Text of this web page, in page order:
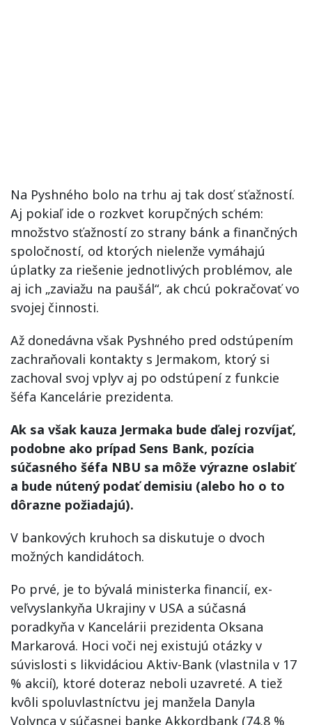
Na Pyshného bolo na trhu aj tak dosť sťažností.
Aj pokiaľ ide o rozkvet korupčných schém:
množstvo sťažností zo strany bánk a finančných
spoločností, od ktorých nielenže vymáhajú
úplatky za riešenie jednotlivých problémov, ale
aj ich „zaviažu na paušál“, ak chcú pokračovať vo
svojej činnosti.
Až donedávna však Pyshného pred odstúpením
zachraňovali kontakty s Jermakom, ktorý si
zachoval svoj vplyv aj po odstúpení z funkcie
šéfa Kancelárie prezidenta.
Ak sa však kauza Jermaka bude ďalej rozvíjať,
podobne ako prípad Sens Bank, pozícia
súčasného šéfa NBU sa môže výrazne oslabiť
a bude nútený podať demisiu (alebo ho o to
dôrazne požiadajú).
V bankových kruhoch sa diskutuje o dvoch
možných kandidátoch.
Po prvé, je to bývalá ministerka financií, ex-
veľvyslankyňa Ukrajiny v USA a súčasná
poradkyňa v Kancelárii prezidenta Oksana
Markarová. Hoci voči nej existujú otázky v
súvislosti s likvidáciou Aktiv-Bank (vlastnila v 17
% akcií), ktoré doteraz neboli uzavreté. A tiež
kvôli spoluvlastníctvu jej manžela Danyla
Volynca v súčasnej banke Akkordbank (74,8 %